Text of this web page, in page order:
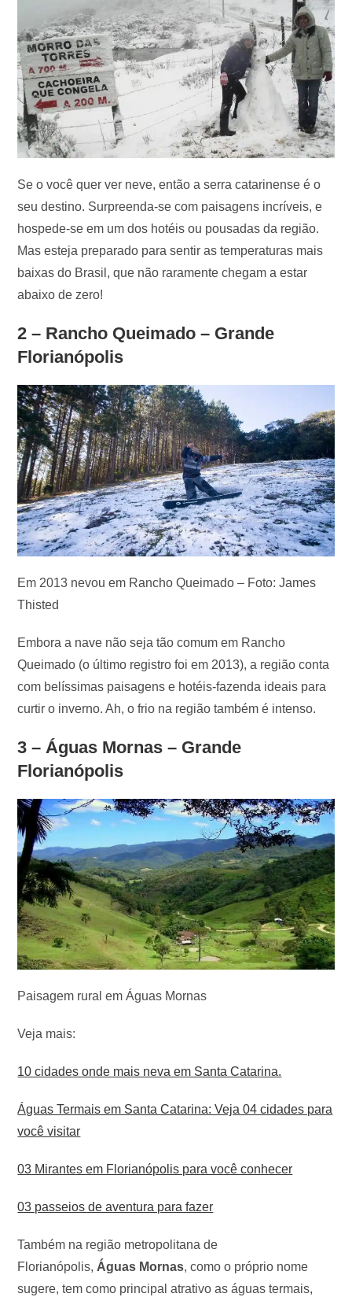
Se o você quer ver neve, então a serra catarinense é o
seu destino. Surpreenda-se com paisagens incríveis, e
hospede-se em um dos hotéis ou pousadas da região.
Mas esteja preparado para sentir as temperaturas mais
baixas do Brasil, que não raramente chegam a estar
abaixo de zero!
2 – Rancho Queimado – Grande
Florianópolis
Em 2013 nevou em Rancho Queimado – Foto: James
Thisted
Embora a nave não seja tão comum em Rancho
Queimado (o último registro foi em 2013), a região conta
com belíssimas paisagens e hotéis-fazenda ideais para
curtir o inverno. Ah, o frio na região também é intenso.
3 – Águas Mornas – Grande
Florianópolis
Paisagem rural em Águas Mornas
Veja mais:
10 cidades onde mais neva em Santa Catarina.
Águas Termais em Santa Catarina: Veja 04 cidades para
você visitar
03 Mirantes em Florianópolis para você conhecer
03 passeios de aventura para fazer
Também na região metropolitana de
Florianópolis,Águas Mornas, como o próprio nome
sugere, tem como principal atrativo as águas termais,